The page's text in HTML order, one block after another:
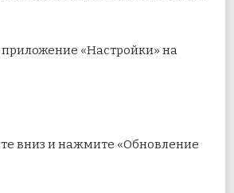
«Настройки» на
вниз и нажмите «Обновление